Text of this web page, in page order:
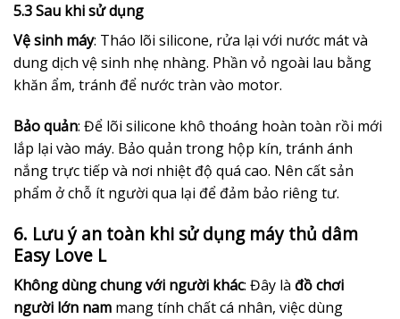
5.3 Sau khi sử dụng
Vệ sinh máy: Tháo lõi silicone, rửa lại với nước mát và
dung dịch vệ sinh nhẹ nhàng. Phần vỏ ngoài lau bằng
khăn ẩm, tránh để nước tràn vào motor.
Bảo quản: Để lõi silicone khô thoáng hoàn toàn rồi mới
lắp lại vào máy. Bảo quản trong hộp kín, tránh ánh
nắng trực tiếp và nơi nhiệt độ quá cao. Nên cất sản
phẩm ở chỗ ít người qua lại để đảm bảo riêng tư.
6. Lưu ý an toàn khi sử dụng máy thủ dâm
Easy Love L
Không dùng chung với người khác: Đây là đồ chơi
người lớn nam mang tính chất cá nhân, việc dùng